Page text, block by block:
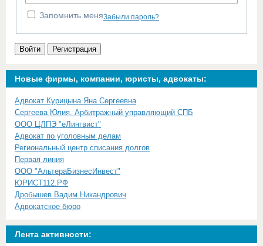
Запомнить меняЗабыли пароль?
Войти Регистрация
Новые фирмы, компании, юристы, адвокаты:
Адвокат Курицына Яна Сергеевна
Сергеева Юлия. Арбитражный управляющий СПБ
ООО ЦЛПЭ "еЛингвист"
Адвокат по уголовным делам
Региональный центр списания долгов
Первая линия
ООО "АльтераБизнесИнвест"
ЮРИСТ112.РФ
Дробышев Вадим Никандрович
Адвокатское бюро
Лента активности: